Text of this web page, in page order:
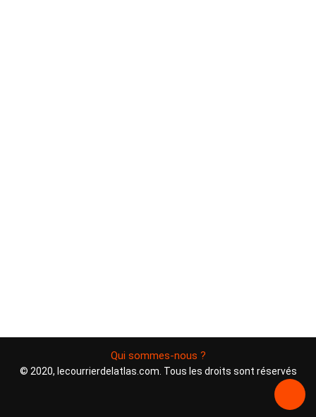
Qui sommes-nous ?
© 2020, lecourrierdelatlas.com. Tous les droits sont réservés